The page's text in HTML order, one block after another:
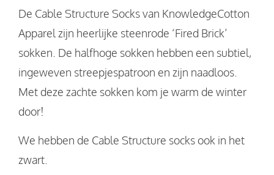
De Cable Structure Socks van KnowledgeCotton
Apparel zijn heerlijke steenrode ‘Fired Brick’
sokken. De halfhoge sokken hebben een subtiel,
ingeweven streepjespatroon en zijn naadloos.
Met deze zachte sokken kom je warm de winter
door!
We hebben de Cable Structure socks ook in het
zwart.